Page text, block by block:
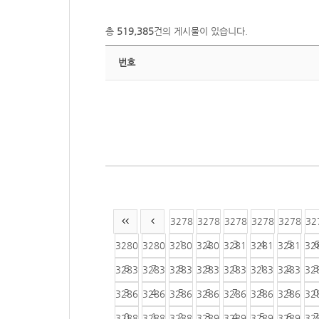
총 519,385건의 게시물이 있습니다.
번호
3278
1
3278
2
3278
3
3278
4
3278
5 6
3280
6
3280
7
3280
8
3280
9
3281
0
3281
1
3281
2 3
3283
3
3283
4
3283
5
3283
6
3283
7
3283
8
3283
9 0
3286
0
3286
1
3286
2
3286
3
3286
4
3286
5
3286
6 7